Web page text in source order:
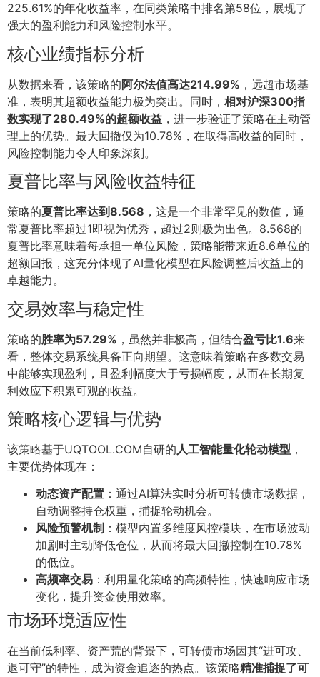
225.61%的年化收益率，在同类策略中排名第58位，展现了
强大的盈利能力和风险控制水平。
核心业绩指标分析
从数据来看，该策略的阿尔法值高达214.99% ，远超市场基
准，表明其超额收益能力极为突出。同时， 相对沪深300指
数实现了280.49%的超额收益 ，进一步验证了策略在主动管
理上的优势。最大回撤仅为10.78%，在取得高收益的同时，
风险控制能力令人印象深刻。
夏普比率与风险收益特征
策略的夏普比率达到8.568 ，这是一个非常罕见的数值，通
常夏普比率超过1即视为优秀，超过2则极为出色。8.568的
夏普比率意味着每承担一单位风险，策略能带来近8.6单位的
超额回报，这充分体现了AI量化模型在风险调整后收益上的
卓越能力。
交易效率与稳定性
策略的胜率为57.29% ，虽然并非极高，但结合盈亏比1.6来
看，整体交易系统具备正向期望。这意味着策略在多数交易
中能够实现盈利，且盈利幅度大于亏损幅度，从而在长期复
利效应下积累可观的收益。
策略核心逻辑与优势
该策略基于UQTOOL.COM自研的 人工智能量化轮动模型 ，
主要优势体现在：
动态资产配置 ：通过AI算法实时分析可转债市场数据，
自动调整持仓权重，捕捉轮动机会。
风险预警机制 ：模型内置多维度风控模块，在市场波动
加剧时主动降低仓位，从而将最大回撤控制在10.78%
的低位。
高频率交易 ：利用量化策略的高频特性，快速响应市场
变化，提升资金使用效率。
市场环境适应性
在当前低利率、资产荒的背景下，可转债市场因其“进可攻、
退可守”的特性，成为资金追逐的热点。该策略精准捕捉了可